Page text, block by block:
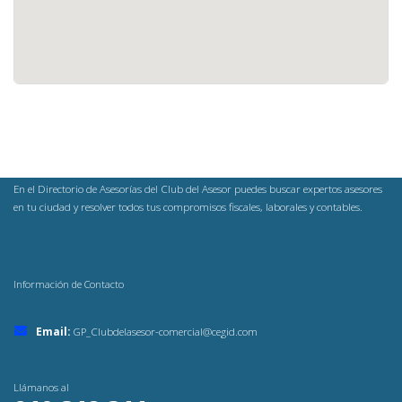
En el Directorio de Asesorías del Club del Asesor puedes buscar expertos asesores
en tu ciudad y resolver todos tus compromisos fiscales, laborales y contables.
Información de Contacto
Email: GP_Clubdelasesor-comercial@cegid.com
Llámanos al